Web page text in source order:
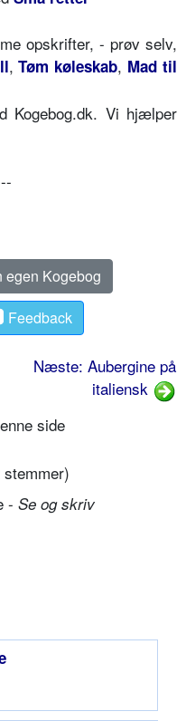
opskrifter, - prøv selv,
,Tøm køleskab, Mad til
Kogebog.dk. Vi hjælper
egen Kogebog
Feedback
Næste: Aubergine på
italiensk
side
stemmer)
- Se og skriv